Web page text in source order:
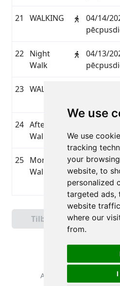
We use
We use
tracking
your
website, to
personalized
targeted ads,
website
where our
from.
21 WALKING
04/14/
22 Night
Walk
04/13/
23 WALKING
24 Afternoon
Walk
25 Morning
Walk
04/12/
10:30
Tilbage
Side 1
Alle rettigheder